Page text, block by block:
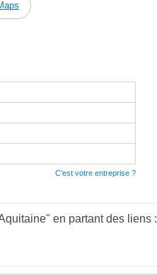
C'est votre entreprise ?
en partant des liens :